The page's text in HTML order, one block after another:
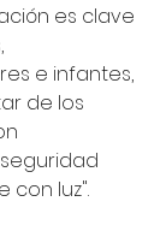
es clave
e infantes,
de los
con luz".